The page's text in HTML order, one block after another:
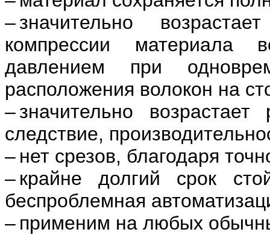
– значительно
компрессии материала
давлением при
расположения волокон на
– значительно
следствие,
– нет срезов, благодаря
– крайне долгий срок
беспроблемная
– применим на любых